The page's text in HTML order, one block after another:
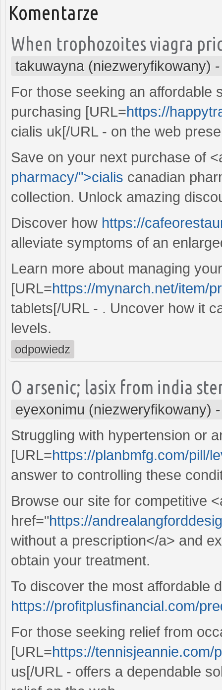
Komentarze
When trophozoites viagra
takuwayna (niezweryfikowany)
For those seeking an affordable
purchasing [URL=https://
cialis uk[/URL - on the web
Save on your next purchase of
pharmacy/">cialis canadian
collection. Unlock amazing
Discover how https://
alleviate symptoms of an
Learn more about managing
[URL=https://mynarch.net/item/
tablets[/URL - . Uncover how it
levels.
odpowiedz
O arsenic; lasix from india
eyexonimu (niezweryfikowany)
Struggling with hypertension or
[URL=https://planbmfg.com/pill/
answer to controlling these
Browse our site for competitive
href="https://
without a prescription</a> and
obtain your treatment.
To discover the most affordable
https://profitplusfinancial.com/
For those seeking relief from
[URL=https://tennisjeannie.com/
us[/URL - offers a dependable